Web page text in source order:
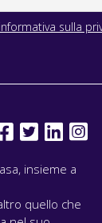
informativa sulla
insieme a
quello che